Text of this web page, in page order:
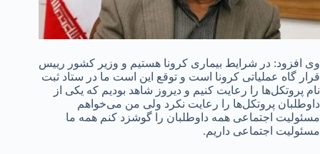
وی افزود: در شرایط بیماری کرونا هستیم و وزیر کشور رییس
قرار گاه عملیاتی کرونا است و توقع این است ما در ستاد ثبت
نام پروتکل‌ها را رعایت کنیم و دیروز شاهد بودیم که یکی از
داوطلبان پروتکل‌ها را رعایت نکرد ولی من می‌خواهم
مسئولیت اجتماعی همه داوطلبان را گوشزد کنم همه ما
مسئولیت اجتماعی داریم.